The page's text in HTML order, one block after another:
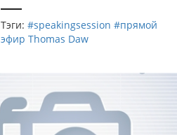
Тэги: #speakingsession #прямой
эфир Thomas Daw